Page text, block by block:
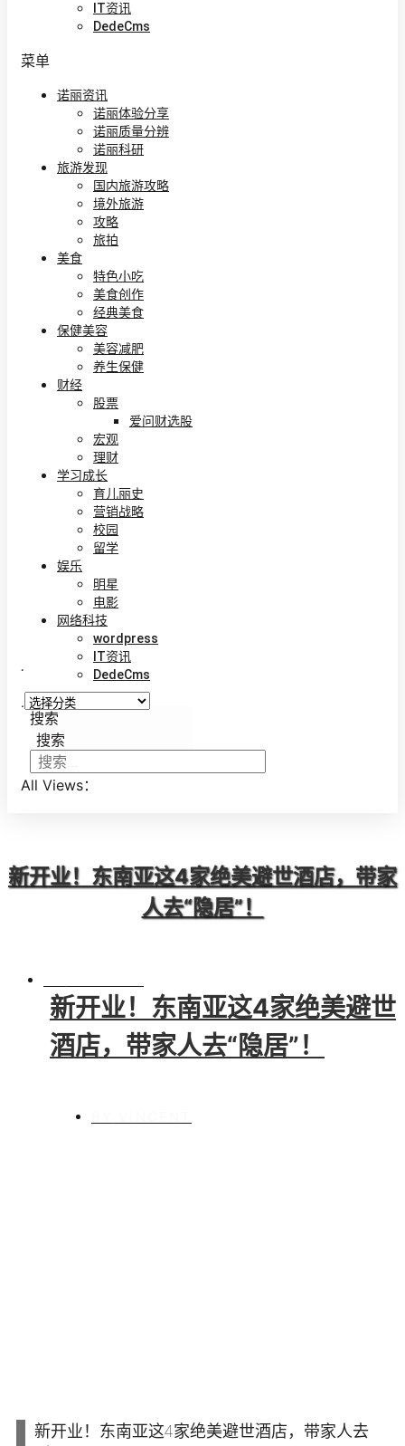
IT资讯
DedeCms
菜单
诺丽资讯
诺丽体验分享
诺丽质量分辨
诺丽科研
旅游发现
国内旅游攻略
境外旅游
攻略
旅拍
美食
特色小吃
美食创作
经典美食
保健美容
美容减肥
养生保健
财经
股票
爱问财选股
宏观
理财
学习成长
育儿丽史
营销战略
校园
留学
娱乐
明星
电影
网络科技
wordpress
IT资讯
DedeCms
.
.
搜索
搜索
All Views：
新开业！东南亚这4家绝美避世酒店，带家
人去“隐居”！
新开业！东南亚这4家绝美避世
酒店，带家人去“隐居”！
新开业！东南亚这4家绝美避世酒店，带家人去